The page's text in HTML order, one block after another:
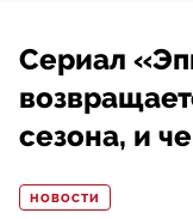
Сериал
сезона, и
НОВОСТИ